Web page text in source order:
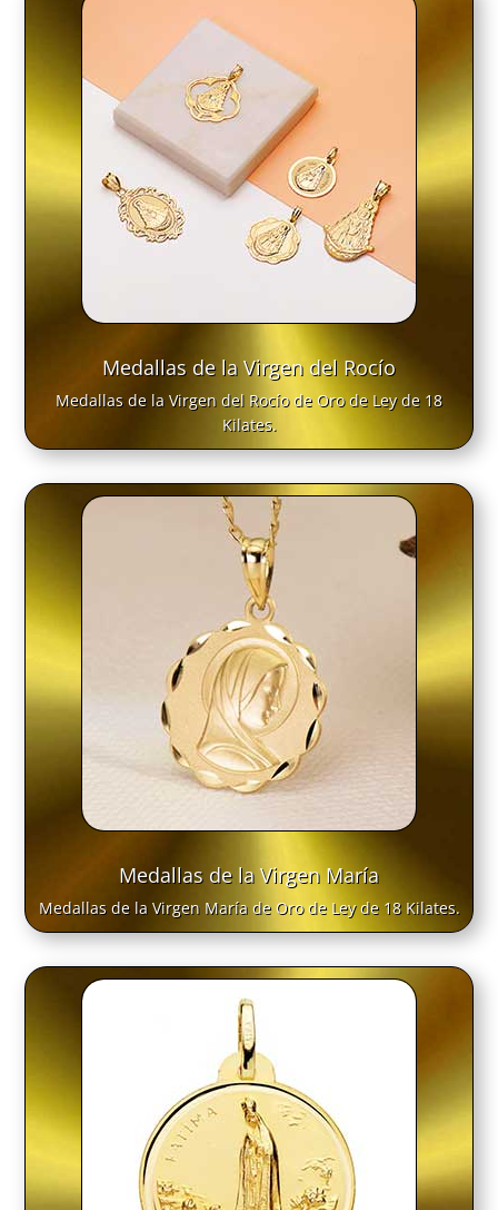
Medallas de la Virgen del Rocío
Medallas de la Virgen del Rocío de Oro de Ley de 18
Kilates.
Medallas de la Virgen María
Medallas de la Virgen María de Oro de Ley de 18 Kilates.